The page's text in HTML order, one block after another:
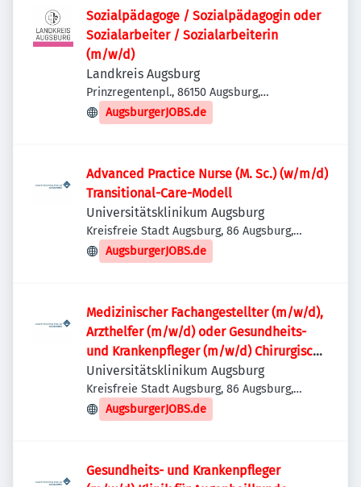
Sozialpädagoge / Sozialpädagogin oder
Sozialarbeiter / Sozialarbeiterin
(m/w/d)
Landkreis Augsburg
Prinzregentenpl., 86150 Augsburg,
Deutschland
AugsburgerJOBS.de
Advanced Practice Nurse (M. Sc.) (w/m/d)
Transitional-Care-Modell
Universitätsklinikum Augsburg
Kreisfreie Stadt Augsburg, 86 Augsburg,
Deutschland
AugsburgerJOBS.de
Medizinischer Fachangestellter (m/w/d),
Arzthelfer (m/w/d) oder Gesundheits-
und Krankenpfleger (m/w/d) Chirurgische
Ambulanz und Aufnahmeeinheit -
Gefäßchirurgie
Universitätsklinikum Augsburg
Kreisfreie Stadt Augsburg, 86 Augsburg,
Deutschland
AugsburgerJOBS.de
Gesundheits- und Krankenpfleger